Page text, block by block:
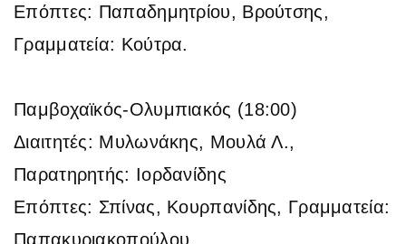
Επόπτες: Παπαδημητρίου, Βρούτσης,
Γραμματεία: Κούτρα.
Παμβοχαϊκός-Ολυμπιακός (18:00)
Διαιτητές: Μυλωνάκης, Μουλά Λ.,
Παρατηρητής: Ιορδανίδης
Επόπτες: Σπίνας, Κουρπανίδης, Γραμματεία:
Παπακυριακοπούλου.